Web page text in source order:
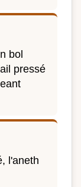
bol
pressé
l'aneth